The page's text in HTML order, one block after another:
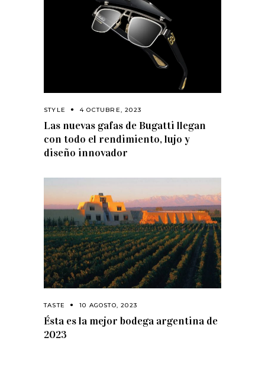
STYLE 4 OCTUBRE, 2023
Las nuevas gafas de Bugatti llegan
con todo el rendimiento, lujo y
diseño innovador
TASTE 10 AGOSTO, 2023
Ésta es la mejor bodega argentina de
2023